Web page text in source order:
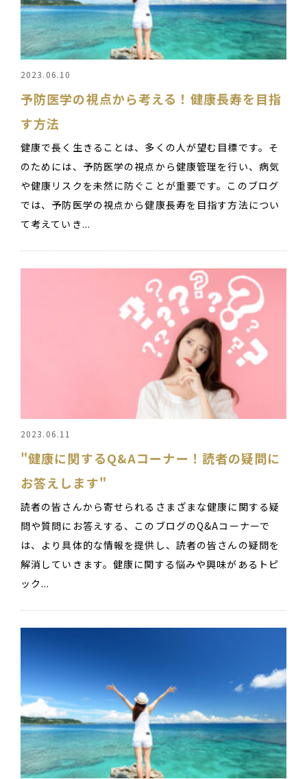
2023.06.10
予防医学の視点から考える！健康長寿を目指
す方法
健康で長く生きることは、多くの人が望む目標です。そ
のためには、予防医学の視点から健康管理を行い、病気
や健康リスクを未然に防ぐことが重要です。このブログ
では、予防医学の視点から健康長寿を目指す方法につい
て考えていき...
2023.06.11
"健康に関するQ&Aコーナー！読者の疑問に
お答えします"
読者の皆さんから寄せられるさまざまな健康に関する疑
問や質問にお答えする、このブログのQ&Aコーナーで
は、より具体的な情報を提供し、読者の皆さんの疑問を
解消していきます。健康に関する悩みや興味があるトピ
ック...